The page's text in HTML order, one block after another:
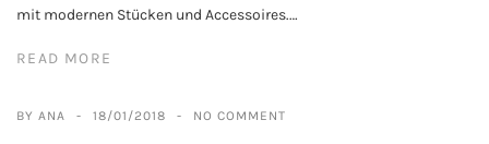
mit modernen Stücken und Accessoires.…
READ MORE
BY ANA 18/01/2018 NO COMMENT